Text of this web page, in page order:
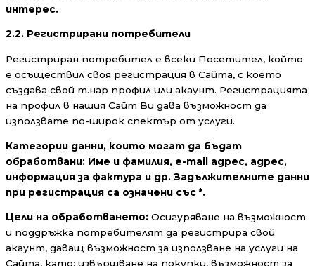
интерес.
2.2. Регистрирани потребители
Регистриран потребител е всеки Посетител, който
е осъществил своя регистрация в Сайта, с което
създава свой т.нар профил или акаунт. Регистрацията
на профил в нашия Сайт Ви дава възможност да
използвате по-широк спектър от услуги.
Категории данни, които могат да бъдат
обработвани: Име и фамилия, e-mail адрес, адрес,
информация за фактура и др. Задължителните данни
при регистрация са означени със *.
Цели на обработването: Осигуряване на възможност
и поддръжка потребителят да регистрира свой
акаунт, даващ възможност за използване на услуги на
Сайта, като: извършване на покупки, възможност за